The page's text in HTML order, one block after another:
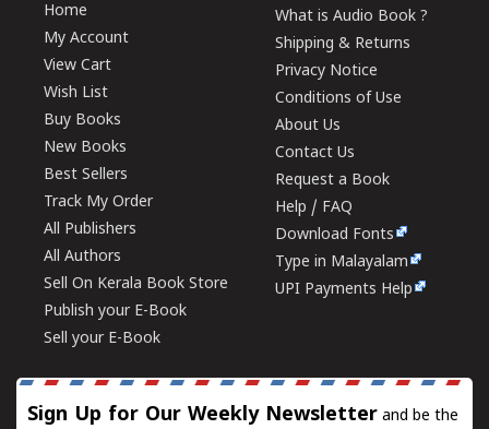
Home
My Account
View Cart
Wish List
Buy Books
New Books
Best Sellers
Track My Order
All Publishers
All Authors
Sell On Kerala Book Store
Publish your E-Book
Sell your E-Book
What is Audio Book ?
Shipping & Returns
Privacy Notice
Conditions of Use
About Us
Contact Us
Request a Book
Help / FAQ
Download Fonts
Type in Malayalam
UPI Payments Help
Sign Up for Our Weekly Newsletter and be the